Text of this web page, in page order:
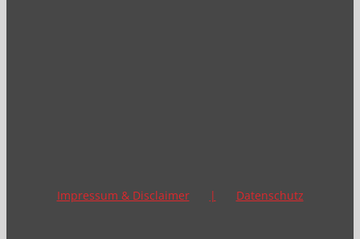
Impressum & Disclaimer Datenschutz